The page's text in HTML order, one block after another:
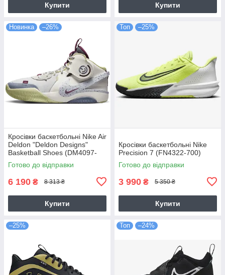
Купити Купити
Новинка –26%
Кросівки баскетбольні Nike Air
Deldon "Deldon Designs"
Basketball Shoes (DM4097-
001)
Готово до відправки
6 190 ₴ 8 313 ₴
Купити
Топ –25%
Кросівки баскетбольні Nike
Precision 7 (FN4322-700)
Готово до відправки
3 990 ₴ 5 350 ₴
Купити
–25% Топ –24%